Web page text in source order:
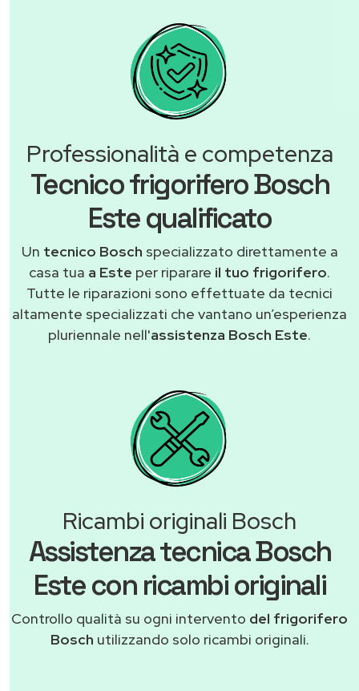
Professionalità e competenza
Tecnico frigorifero Bosch
Este qualificato
Un tecnico Bosch specializzato direttamente a
casa tua a Este per riparare il tuo frigorifero.
Tutte le riparazioni sono effettuate da tecnici
altamente specializzati che vantano un’esperienza
pluriennale nell'assistenza Bosch Este.
Ricambi originali Bosch
Assistenza tecnica Bosch
Este con ricambi originali
Controllo qualità su ogni intervento del frigorifero
Bosch utilizzando solo ricambi originali.